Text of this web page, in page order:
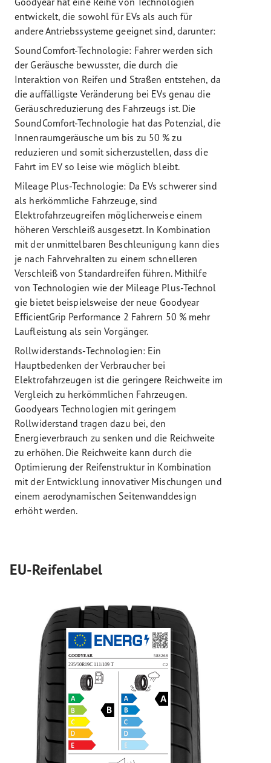
entwickelt, die sowohl für EVs als auch für
andere Antriebssysteme geeignet sind, darunter:
SoundComfort-Technologie: Fahrer werden sich
der Geräusche bewusster, die durch die
Interaktion von Reifen und Straßen entstehen, da
die auffälligste Veränderung bei EVs genau die
Geräuschreduzierung des Fahrzeugs ist. Die
SoundComfort-Technologie hat das Potenzial, die
Innenraumgeräusche um bis zu 50 % zu
reduzieren und somit sicherzustellen, dass die
Fahrt im EV so leise wie möglich bleibt.
Mileage Plus-Technologie: Da EVs schwerer sind
als herkömmliche Fahrzeuge, sind
Elektrofahrzeugreifen möglicherweise einem
höheren Verschleiß ausgesetzt. In Kombination
mit der unmittelbaren Beschleunigung kann dies
je nach Fahrvehralten zu einem schnelleren
Verschleiß von Standardreifen führen. Mithilfe
von Technologien wie der Mileage Plus-Technol
gie bietet beispielsweise der neue Goodyear
EfficientGrip Performance 2 Fahrern 50 % mehr
Laufleistung als sein Vorgänger.
Rollwiderstands-Technologien: Ein
Hauptbedenken der Verbraucher bei
Elektrofahrzeugen ist die geringere Reichweite im
Vergleich zu herkömmlichen Fahrzeugen.
Goodyears Technologien mit geringem
Rollwiderstand tragen dazu bei, den
Energieverbrauch zu senken und die Reichweite
zu erhöhen. Die Reichweite kann durch die
Optimierung der Reifenstruktur in Kombination
mit der Entwicklung innovativer Mischungen und
einem aerodynamischen Seitenwanddesign
erhöht werden.
EU-Reifenlabel